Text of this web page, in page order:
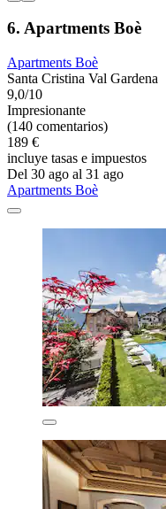
6. Apartments Boè
Apartments Boè
Santa Cristina Val Gardena
9,0/10
Impresionante
(140 comentarios)
189 €
incluye tasas e impuestos
Del 30 ago al 31 ago
Apartments Boè